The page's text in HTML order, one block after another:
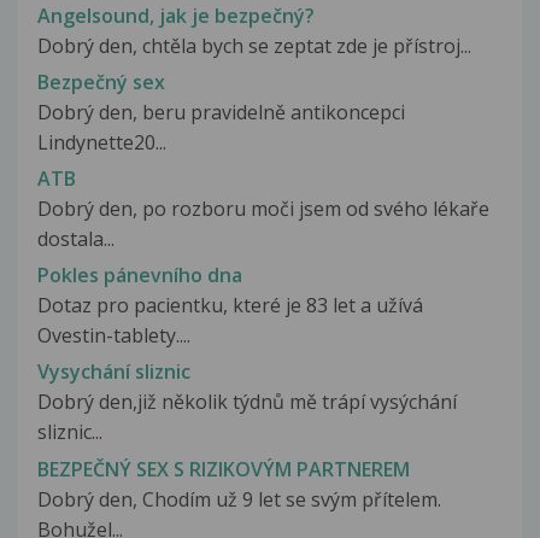
Angelsound, jak je bezpečný?
Dobrý den, chtěla bych se zeptat zde je přístroj...
Bezpečný sex
Dobrý den, beru pravidelně antikoncepci
Lindynette20...
ATB
Dobrý den, po rozboru moči jsem od svého lékaře
dostala...
Pokles pánevního dna
Dotaz pro pacientku, které je 83 let a užívá
Ovestin-tablety....
Vysychání sliznic
Dobrý den,již několik týdnů mě trápí vysýchání
sliznic...
BEZPEČNÝ SEX S RIZIKOVÝM PARTNEREM
Dobrý den, Chodím už 9 let se svým přítelem.
Bohužel...